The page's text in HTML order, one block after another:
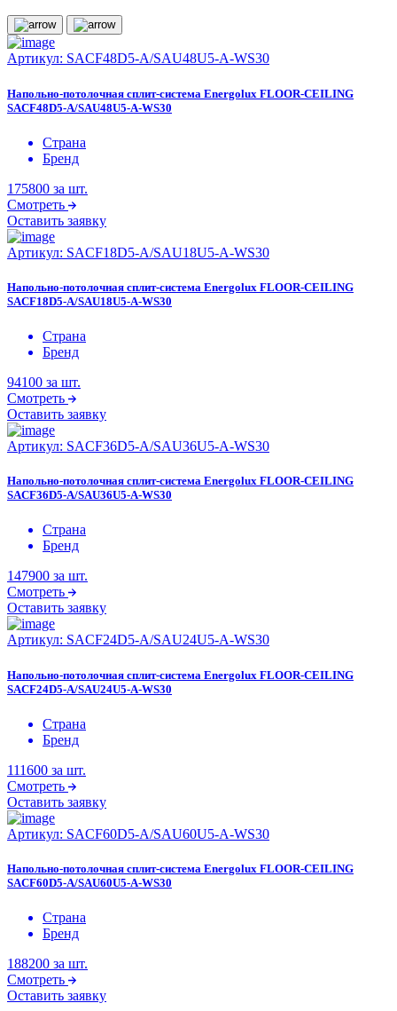
Артикул: SACF48D5-A/SAU48U5-A-WS30
Напольно-потолочная сплит-система Energolux FLOOR-CEILING
SACF48D5-A/SAU48U5-A-WS30
Страна
Бренд
175800 за шт.
Смотреть
Оставить заявку
Артикул: SACF18D5-A/SAU18U5-A-WS30
Напольно-потолочная сплит-система Energolux FLOOR-CEILING
SACF18D5-A/SAU18U5-A-WS30
Страна
Бренд
94100 за шт.
Смотреть
Оставить заявку
Артикул: SACF36D5-A/SAU36U5-A-WS30
Напольно-потолочная сплит-система Energolux FLOOR-CEILING
SACF36D5-A/SAU36U5-A-WS30
Страна
Бренд
147900 за шт.
Смотреть
Оставить заявку
Артикул: SACF24D5-A/SAU24U5-A-WS30
Напольно-потолочная сплит-система Energolux FLOOR-CEILING
SACF24D5-A/SAU24U5-A-WS30
Страна
Бренд
111600 за шт.
Смотреть
Оставить заявку
Артикул: SACF60D5-A/SAU60U5-A-WS30
Напольно-потолочная сплит-система Energolux FLOOR-CEILING
SACF60D5-A/SAU60U5-A-WS30
Страна
Бренд
188200 за шт.
Смотреть
Оставить заявку